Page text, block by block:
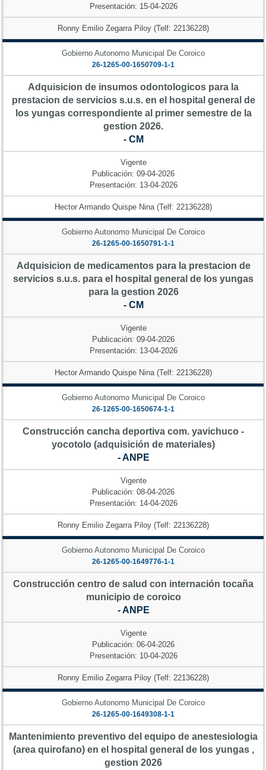
Presentación: 15-04-2026
Ronny Emilio Zegarra Piloy (Telf: 22136228)
Gobierno Autonomo Municipal De Coroico
26-1265-00-1650709-1-1
Adquisicion de insumos odontologicos para la
prestacion de servicios s.u.s. en el hospital general de
los yungas correspondiente al primer semestre de la
gestion 2026.
- CM
Vigente
Publicación: 09-04-2026
Presentación: 13-04-2026
Hector Armando Quispe Nina (Telf: 22136228)
Gobierno Autonomo Municipal De Coroico
26-1265-00-1650791-1-1
Adquisicion de medicamentos para la prestacion de
servicios s.u.s. para el hospital general de los yungas
para la gestion 2026
- CM
Vigente
Publicación: 09-04-2026
Presentación: 13-04-2026
Hector Armando Quispe Nina (Telf: 22136228)
Gobierno Autonomo Municipal De Coroico
26-1265-00-1650674-1-1
Construcción cancha deportiva com. yavichuco -
yocotolo (adquisición de materiales)
- ANPE
Vigente
Publicación: 08-04-2026
Presentación: 14-04-2026
Ronny Emilio Zegarra Piloy (Telf: 22136228)
Gobierno Autonomo Municipal De Coroico
26-1265-00-1649776-1-1
Construcción centro de salud con internación tocaña
municipio de coroico
- ANPE
Vigente
Publicación: 06-04-2026
Presentación: 10-04-2026
Ronny Emilio Zegarra Piloy (Telf: 22136228)
Gobierno Autonomo Municipal De Coroico
26-1265-00-1649308-1-1
Mantenimiento preventivo del equipo de anestesiologia
(area quirofano) en el hospital general de los yungas ,
gestion 2026